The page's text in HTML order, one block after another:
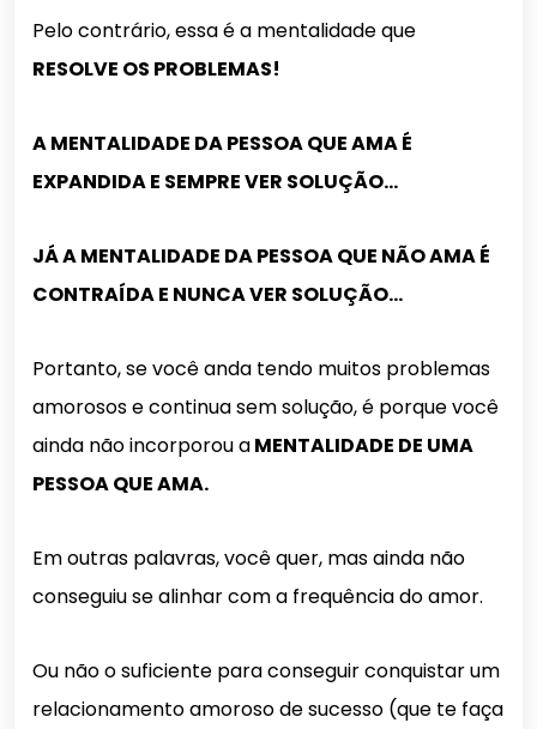
Pelo contrário, essa é a mentalidade que
RESOLVE OS PROBLEMAS!
A MENTALIDADE DA PESSOA QUE AMA É
EXPANDIDA E SEMPRE VER SOLUÇÃO…
JÁ A MENTALIDADE DA PESSOA QUE NÃO AMA É
CONTRAÍDA E NUNCA VER SOLUÇÃO…
Portanto, se você anda tendo muitos problemas
amorosos e continua sem solução, é porque você
ainda não incorporou aMENTALIDADE DE UMA
PESSOA QUE AMA.
Em outras palavras, você quer, mas ainda não
conseguiu se alinhar com a frequência do amor.
Ou não o suficiente para conseguir conquistar um
relacionamento amoroso de sucesso (que te faça